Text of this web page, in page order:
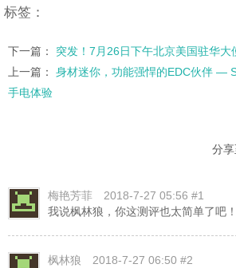
标签：
下一篇： 突发！7月26日下午北京美国驻华大
上一篇： 身材迷你，功能强悍的EDC伙伴 —
手电体验
分
梅艳芳菲
2018-7-27 05:56 #1
我说枫林狼，你这测评也太简单了吧！
枫林狼
2018-7-27 06:50 #2